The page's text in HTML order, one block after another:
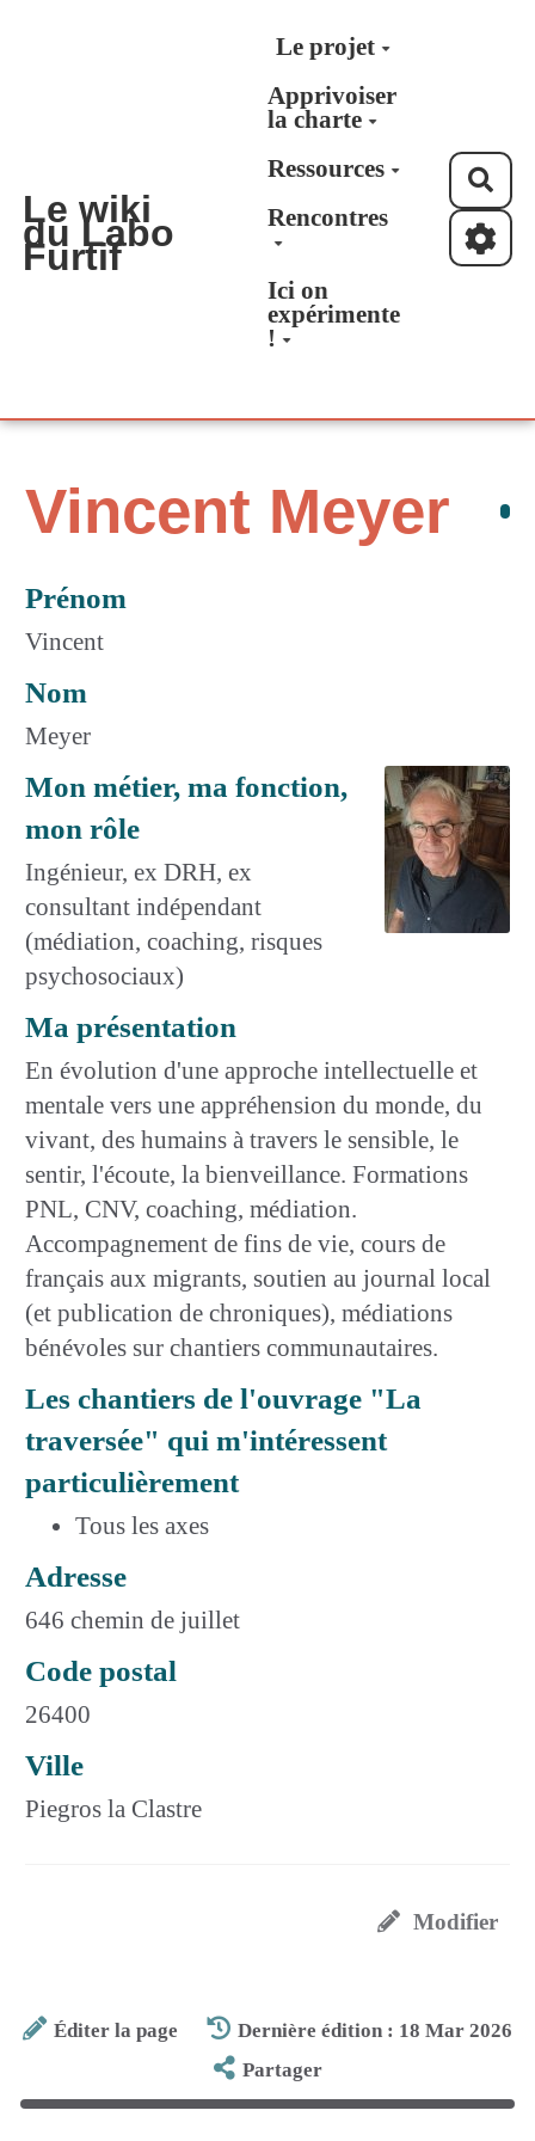
Aller au contenu principal
Le wiki
du Labo
Furtif
Le projet
Apprivoiser
la charte
Ressources
Rencontres
Ici on
expérimente
!
Vincent Meyer
Prénom
Vincent
Nom
Meyer
Mon métier, ma fonction,
mon rôle
Ingénieur, ex DRH, ex
consultant indépendant
(médiation, coaching, risques
psychosociaux)
Ma présentation
En évolution d'une approche intellectuelle et
mentale vers une appréhension du monde, du
vivant, des humains à travers le sensible, le
sentir, l'écoute, la bienveillance. Formations
PNL, CNV, coaching, médiation.
Accompagnement de fins de vie, cours de
français aux migrants, soutien au journal local
(et publication de chroniques), médiations
bénévoles sur chantiers communautaires.
Les chantiers de l'ouvrage "La
traversée" qui m'intéressent
particulièrement
Tous les axes
Adresse
646 chemin de juillet
Code postal
26400
Ville
Piegros la Clastre
Modifier
Éditer la page
Dernière édition : 18 Mar 2026
Partager